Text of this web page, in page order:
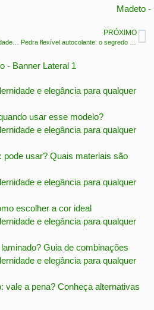
PRÓXIMO
usar esse modelo?
pode usar? Quais materiais são
escolher a cor ideal
Guia de combinações
vale a pena? Conheça alternativas